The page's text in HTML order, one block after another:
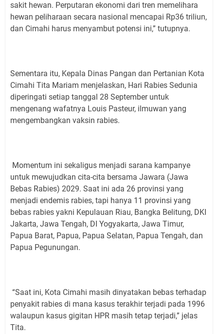
sakit hewan. Perputaran ekonomi dari tren memelihara
hewan peliharaan secara nasional mencapai Rp36 triliun,
dan Cimahi harus menyambut potensi ini,” tutupnya.
Sementara itu, Kepala Dinas Pangan dan Pertanian Kota
Cimahi Tita Mariam menjelaskan, Hari Rabies Sedunia
diperingati setiap tanggal 28 September untuk
mengenang wafatnya Louis Pasteur, ilmuwan yang
mengembangkan vaksin rabies.
Momentum ini sekaligus menjadi sarana kampanye
untuk mewujudkan cita-cita bersama Jawara (Jawa
Bebas Rabies) 2029. Saat ini ada 26 provinsi yang
menjadi endemis rabies, tapi hanya 11 provinsi yang
bebas rabies yakni Kepulauan Riau, Bangka Belitung, DKI
Jakarta, Jawa Tengah, DI Yogyakarta, Jawa Timur,
Papua Barat, Papua, Papua Selatan, Papua Tengah, dan
Papua Pegunungan.
“Saat ini, Kota Cimahi masih dinyatakan bebas terhadap
penyakit rabies di mana kasus terakhir terjadi pada 1996
walaupun kasus gigitan HPR masih tetap terjadi,” jelas
Tita.